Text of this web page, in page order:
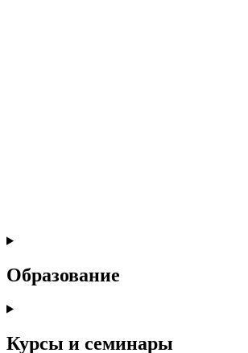
Образование
Курсы и семинары